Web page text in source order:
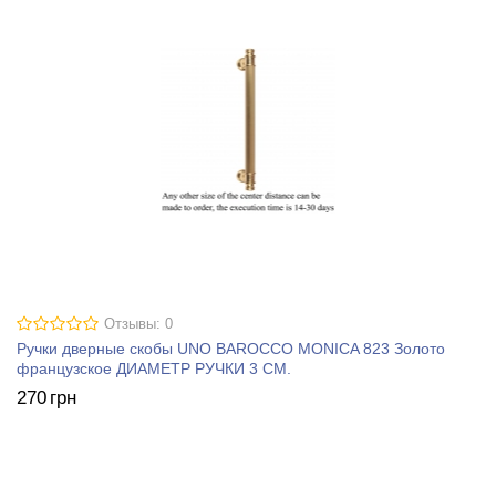
Отзывы: 0
Ручки дверные скобы UNO BAROCCO MONICA 823 Золото
французское ДИАМЕТР РУЧКИ 3 СМ.
270 грн